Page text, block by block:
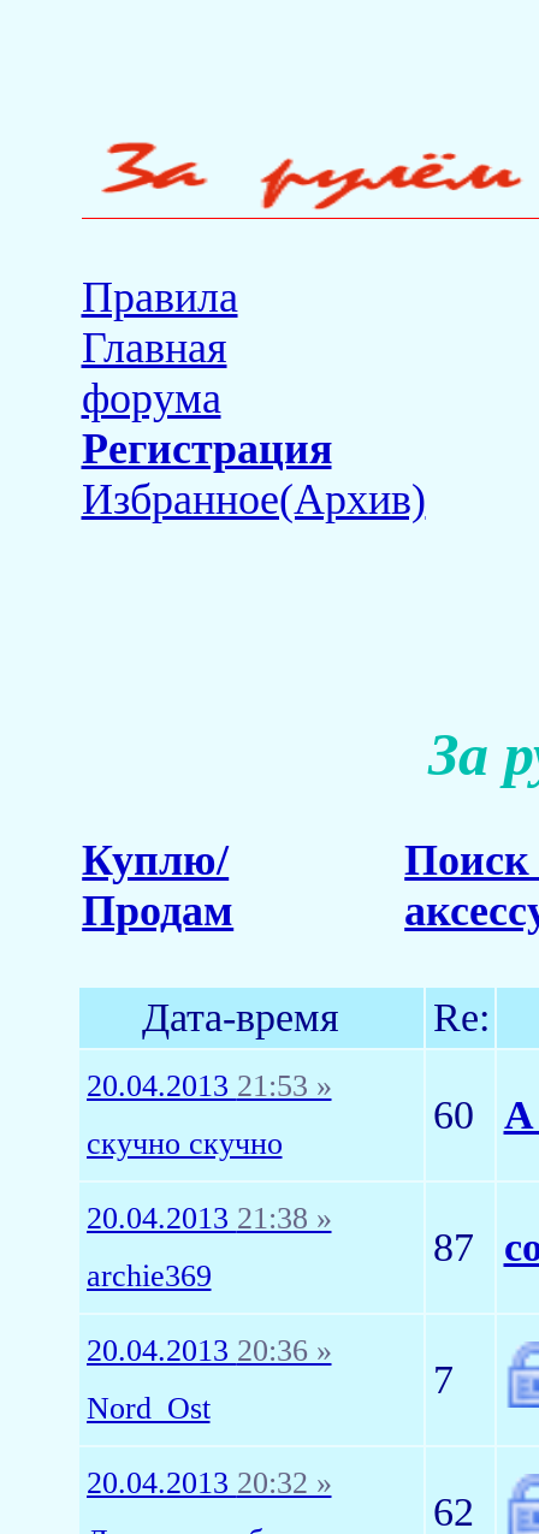
Правила
Главная
форума
Регистрация
Избранное(Архив)
За
Куплю/
Продам
Поиск
Дата-время Re:
20.04.2013 21:53 »
скучно скучно
60 А
20.04.2013 21:38 »
archie369
87
20.04.2013 20:36 »
Nord_Ost
7
20.04.2013 20:32 »
62